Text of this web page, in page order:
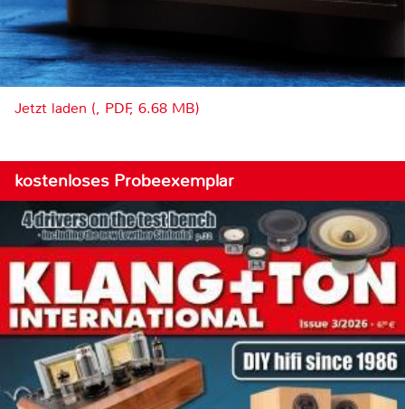
Jetzt laden (, PDF, 6.68 MB)
kostenloses Probeexemplar